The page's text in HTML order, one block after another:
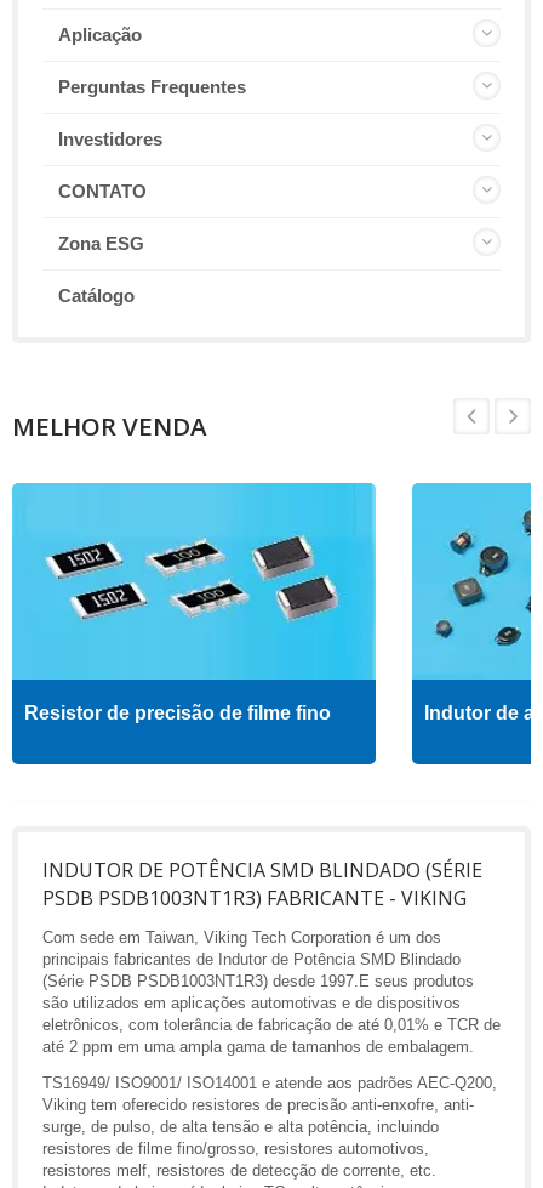
Aplicação
Perguntas Frequentes
Investidores
CONTATO
Zona ESG
Catálogo
MELHOR VENDA
Resistor de precisão de filme fino Indutor de
INDUTOR DE POTÊNCIA SMD BLINDADO (SÉRIE
PSDB PSDB1003NT1R3) FABRICANTE - VIKING
Com sede em Taiwan, Viking Tech Corporation é um dos
principais fabricantes de Indutor de Potência SMD Blindado
(Série PSDB PSDB1003NT1R3) desde 1997.E seus produtos
são utilizados em aplicações automotivas e de dispositivos
eletrônicos, com tolerância de fabricação de até 0,01% e TCR de
até 2 ppm em uma ampla gama de tamanhos de embalagem.
TS16949/ ISO9001/ ISO14001 e atende aos padrões AEC-Q200,
Viking tem oferecido resistores de precisão anti-enxofre, anti-
surge, de pulso, de alta tensão e alta potência, incluindo
resistores de filme fino/grosso, resistores automotivos,
resistores melf, resistores de detecção de corrente, etc.